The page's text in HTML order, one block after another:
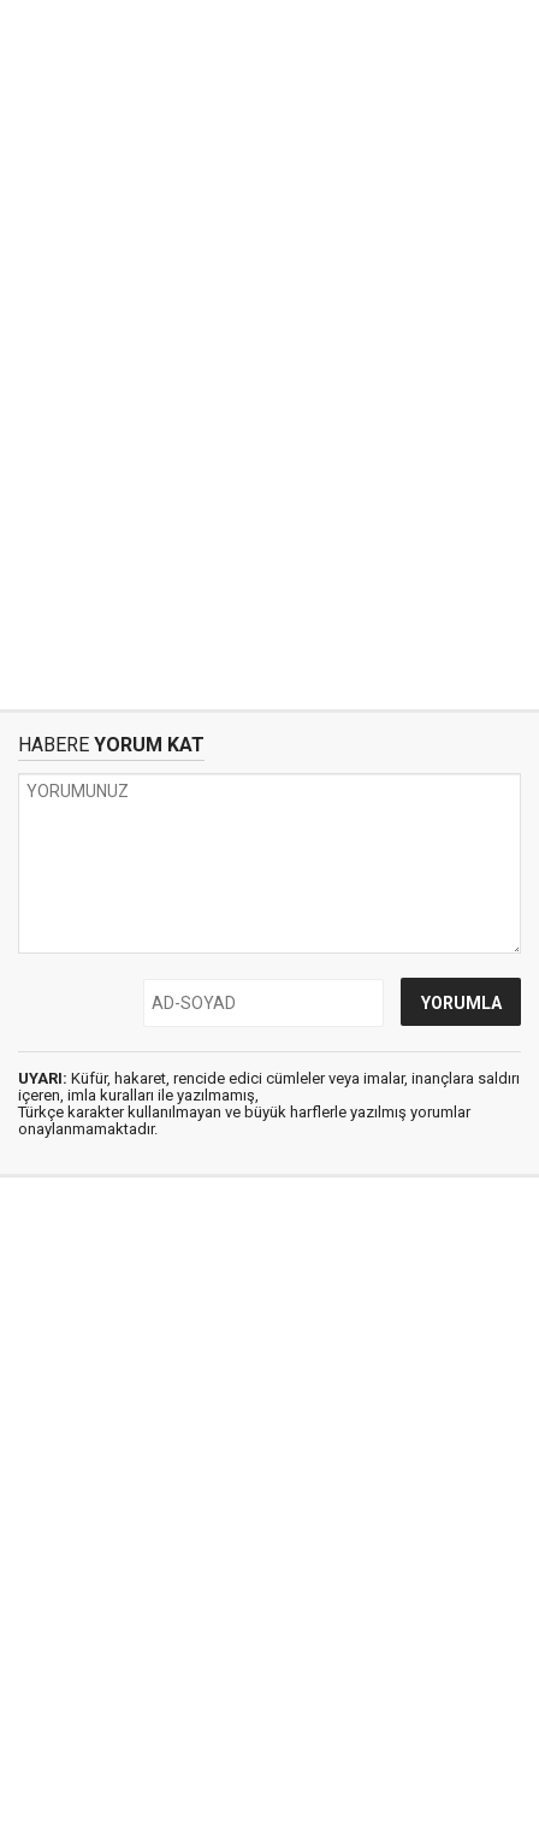
HABERE YORUM KAT
UYARI: Küfür, hakaret, rencide edici cümleler veya imalar, inançlara saldırı
içeren, imla kuralları ile yazılmamış,
Türkçe karakter kullanılmayan ve büyük harflerle yazılmış yorumlar
onaylanmamaktadır.